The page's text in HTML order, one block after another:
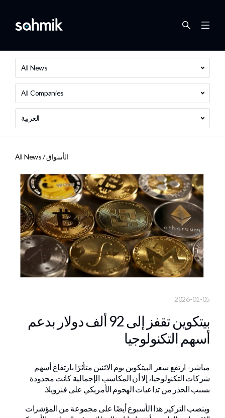
All News
All Companies
العربية
All News /الأسواق
2026-01-05
بيتكوين تقفز إلى 92 ألف دولار بدعم
أسهم التكنولوجيا
مباشر- ارتفع سعر البيتكوين يوم الاثنين متأثرًا بارتفاع أسهم
شركات التكنولوجيا، إلا أن المكاسب الإجمالية كانت محدودة
بسبب الحذر من تداعيات الهجوم الأمريكي على فنزويلا.
وينصب التركيز هذا الأسبوع أيضًا على مجموعة من المؤشرات